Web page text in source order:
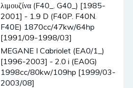
λιμουζίνα (F40_. G40_) [1985-
2001] - 1.9 D (F40P. F40N.
F40E) 1870cc/47kw/64hp
[1991/09-1998/03]
MEGANE I Cabriolet (EA0/1_)
[1996-2003] - 2.0 i (EA0G)
1998cc/80kw/109hp [1999/03-
2003/08]